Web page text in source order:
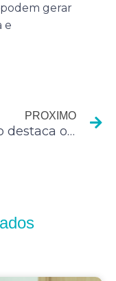
gerar
e
PROXIMO
Wesco destaca o impacto dos espaços de apoio na experiência do colaborador durante a InfraFM 2026